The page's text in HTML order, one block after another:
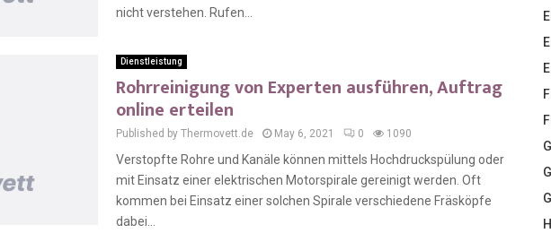
nicht verstehen. Rufen...
Dienstleistung
Rohrreinigung von Experten ausführen, Auftrag
online erteilen
Published by Thermovett.de May 6, 2021 0 1090
Verstopfte Rohre und Kanäle können mittels Hochdruckspülung oder
mit Einsatz einer elektrischen Motorspirale gereinigt werden. Oft
kommen bei Einsatz einer solchen Spirale verschiedene Fräsköpfe
dabei...